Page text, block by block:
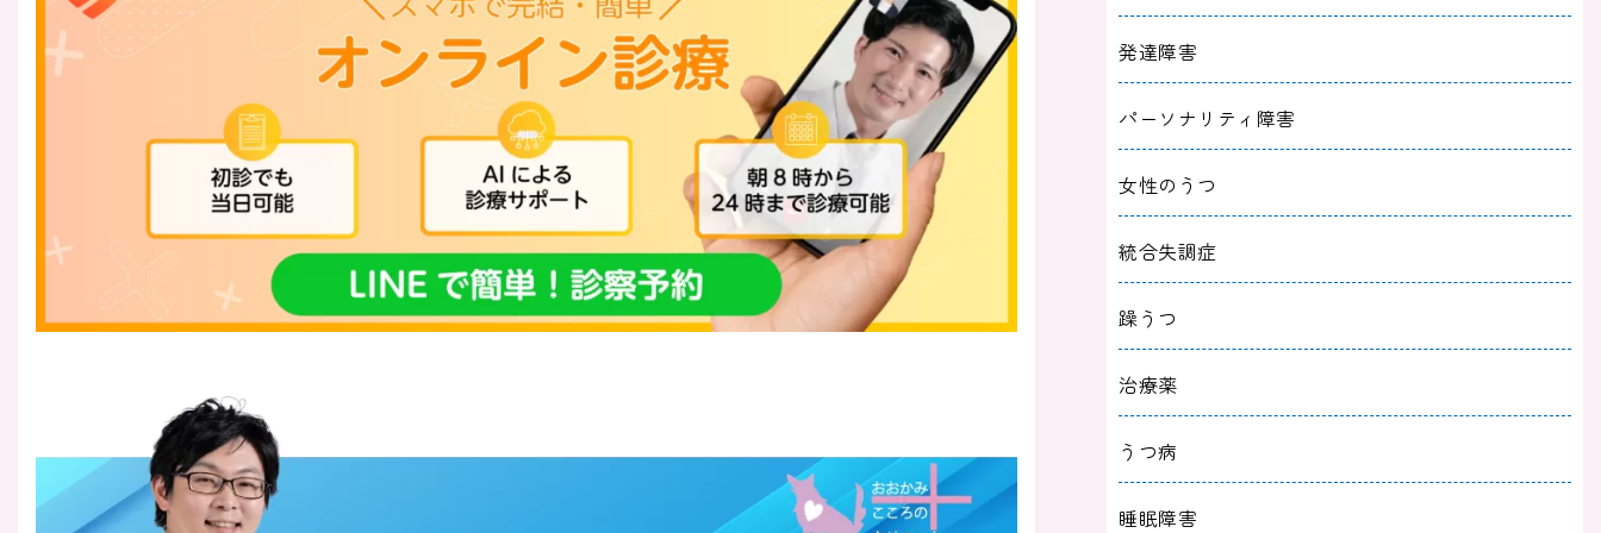
発達障害
パーソナリティ障害
女性のうつ
統合失調症
躁うつ
治療薬
うつ病
睡眠障害